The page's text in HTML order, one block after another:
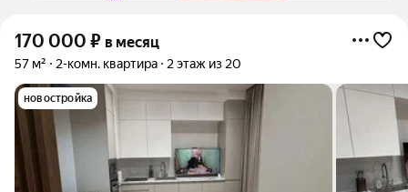
170 000 ₽ в месяц
57 м² 2-комн. квартира 2 этаж из 20
новостройка